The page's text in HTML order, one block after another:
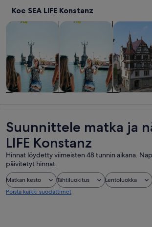
Koe SEA LIFE Konstanz
Kiertoajelut ja päiväretket Aukeaa
Historia ja kulttuuriYksityiset
Suunnittele matka ja
LIFE Konstanz
Hinnat löydetty viimeisten 48 tunnin aikana.
päivitetyt hinnat.
Matkan kesto Tähtiluokitus
Lentoluokka
Poista kaikki suodattimet